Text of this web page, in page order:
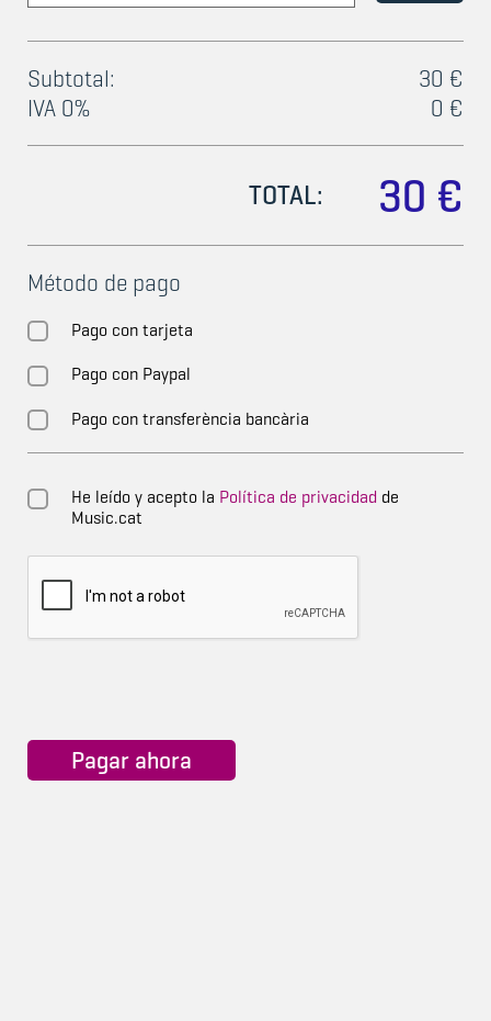
Subtotal:
30 €
IVA 0%
0 €
30 €
TOTAL:
Método de pago
Pago con tarjeta
Pago con Paypal
Pago con transferència bancària
He leído y acepto la Política de privacidadde
Music.cat
Pagar ahora